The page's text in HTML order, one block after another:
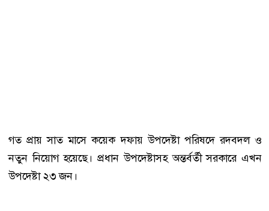
গত প্রায় সাত মাসে কয়েক দফায় উপদেষ্টা পরিষদে রদবদল ও
নতুন নিয়োগ হয়েছে। প্রধান উপদেষ্টাসহ অন্তর্বর্তী সরকারে এখন
উপদেষ্টা ২৩ জন।